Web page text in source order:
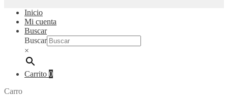
Inicio
Mi cuenta
Buscar
Buscar
×
Carrito 0
Carro